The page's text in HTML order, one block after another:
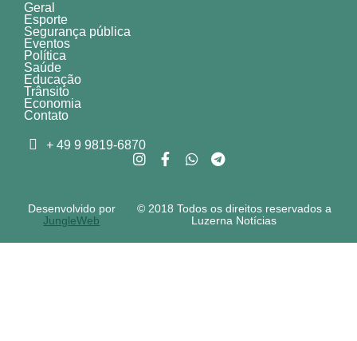
Geral
Esporte
Segurança pública
Eventos
Política
Saúde
Educação
Trânsito
Economia
Contato
+ 49 9 9819-6870
© 2018 Todos os direitos reservados a
Luzerna Notícias
Desenvolvido por
JungleWeb